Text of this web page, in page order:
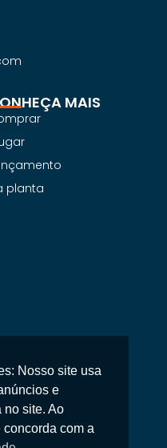
apenas imóveis,
e um atendimento
MAIS
planta
Nosso site usa
e
no site. Ao
com a